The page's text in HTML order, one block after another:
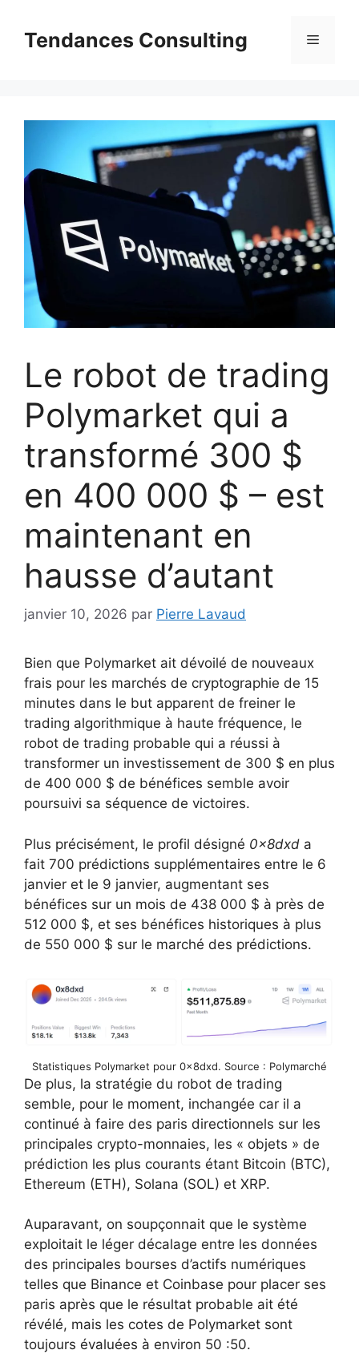
contenuTendances Consulting Menu
Le robot de trading
Polymarket qui a
transformé 300 $
en 400 000 $ – est
maintenant en
hausse d’autant
janvier 10, 2026 par Pierre Lavaud
Bien que Polymarket ait dévoilé de nouveaux
frais pour les marchés de cryptographie de 15
minutes dans le but apparent de freiner le
trading algorithmique à haute fréquence, le
robot de trading probable qui a réussi à
transformer un investissement de 300 $ en plus
de 400 000 $ de bénéfices semble avoir
poursuivi sa séquence de victoires.
Plus précisément, le profil désigné 0x8dxd a
fait 700 prédictions supplémentaires entre le 6
janvier et le 9 janvier, augmentant ses
bénéfices sur un mois de 438 000 $ à près de
512 000 $, et ses bénéfices historiques à plus
de 550 000 $ sur le marché des prédictions.
Statistiques Polymarket pour 0x8dxd. Source : Polymarché
De plus, la stratégie du robot de trading
semble, pour le moment, inchangée car il a
continué à faire des paris directionnels sur les
principales crypto-monnaies, les « objets » de
prédiction les plus courants étant Bitcoin (BTC),
Ethereum (ETH), Solana (SOL) et XRP.
Auparavant, on soupçonnait que le système
exploitait le léger décalage entre les données
des principales bourses d’actifs numériques
telles que Binance et Coinbase pour placer ses
paris après que le résultat probable ait été
révélé, mais les cotes de Polymarket sont
toujours évaluées à environ 50 :50.